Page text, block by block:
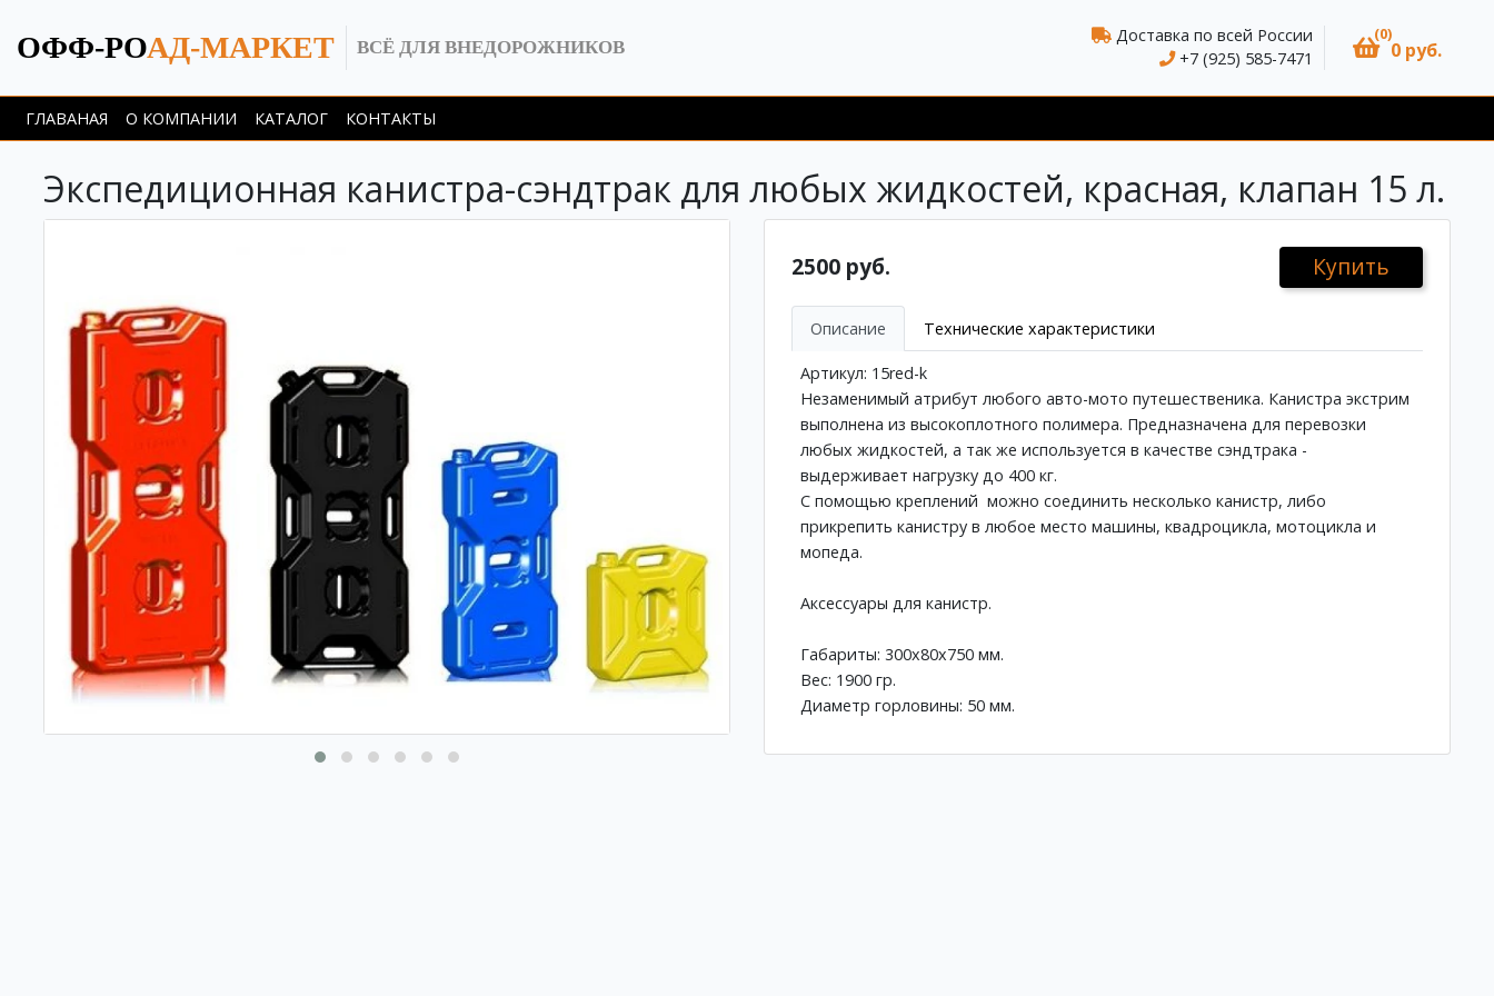
ОФФ-РОАД-МАРКЕТ ВСЁ ДЛЯ ВНЕДОРОЖНИКОВ
Доставка по всей России
+7 (925) 585-7471
(0)
0 руб.
ГЛАВАНАЯ О КОМПАНИИ КАТАЛОГ КОНТАКТЫ
Экспедиционная канистра-сэндтрак для любых жидкостей, красная, клапан 15 л.
2500 руб. Купить
Описание Технические характеристики
Артикул: 15red-k
Незаменимый атрибут любого авто-мото путешественика. Канистра экстрим
выполнена из высокоплотного полимера. Предназначена для перевозки
любых жидкостей, а так же используется в качестве сэндтрака -
выдерживает нагрузку до 400 кг.
C помощью креплений можно соединить несколько канистр, либо
прикрепить канистру в любое место машины, квадроцикла, мотоцикла и
мопеда.
Аксессуары для канистр.
Габариты: 300х80х750 мм.
Вес: 1900 гр.
Диаметр горловины: 50 мм.